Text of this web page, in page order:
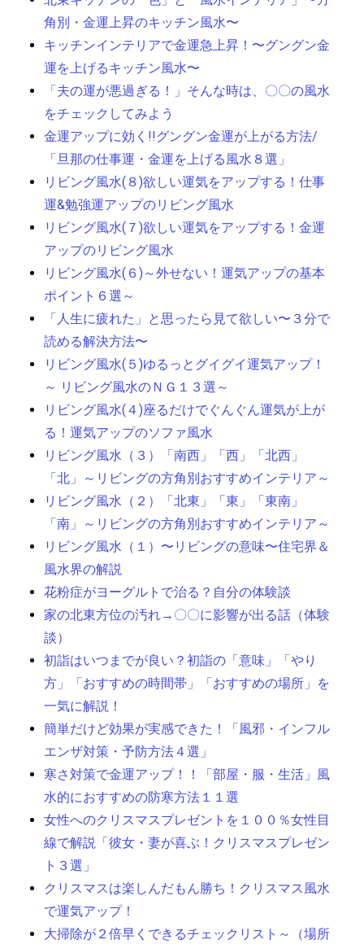
角別・金運上昇のキッチン風水〜
キッチンインテリアで金運急上昇！〜グングン金
運を上げるキッチン風水〜
「夫の運が悪過ぎる！」そんな時は、〇〇の風水
をチェックしてみよう
金運アップに効く!!グングン金運が上がる方法/
「旦那の仕事運・金運を上げる風水８選」
リビング風水(８)欲しい運気をアップする！仕事
運&勉強運アップのリビング風水
リビング風水(７)欲しい運気をアップする！金運
アップのリビング風水
リビング風水(６)～外せない！運気アップの基本
ポイント６選～
「人生に疲れた」と思ったら見て欲しい〜３分で
読める解決方法〜
リビング風水(５)ゆるっとグイグイ運気アップ！
～ リビング風水のＮＧ１３選～
リビング風水(４)座るだけでぐんぐん運気が上が
る！運気アップのソファ風水
リビング風水（３）「南西」「西」「北西」
「北」～リビングの方角別おすすめインテリア～
リビング風水（２）「北東」「東」「東南」
「南」～リビングの方角別おすすめインテリア～
リビング風水（１）〜リビングの意味〜住宅界＆
風水界の解説
花粉症がヨーグルトで治る？自分の体験談
家の北東方位の汚れ→〇〇に影響が出る話（体験
談）
初詣はいつまでが良い？初詣の「意味」「やり
方」「おすすめの時間帯」「おすすめの場所」を
一気に解説！
簡単だけど効果が実感できた！「風邪・インフル
エンザ対策・予防方法４選」
寒さ対策で金運アップ！！「部屋・服・生活」風
水的におすすめの防寒方法１１選
女性へのクリスマスプレゼントを１００％女性目
線で解説「彼女・妻が喜ぶ！クリスマスプレゼン
ト３選」
クリスマスは楽しんだもん勝ち！クリスマス風水
で運気アップ！
大掃除が２倍早くできるチェックリスト～（場所